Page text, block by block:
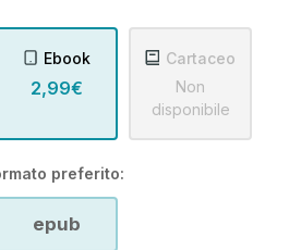
Ebook
2,99€
Cartaceo
Non
disponibile
preferito:
epub